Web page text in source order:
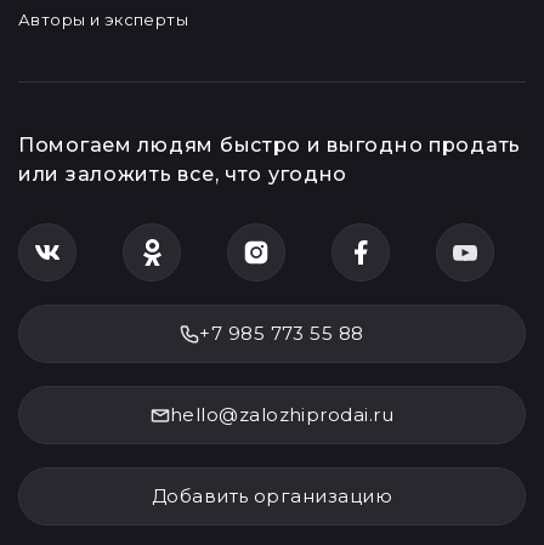
Авторы и эксперты
Помогаем людям быстро и выгодно продать
или заложить все, что угодно
+7 985 773 55 88
hello@zalozhiprodai.ru
Добавить организацию